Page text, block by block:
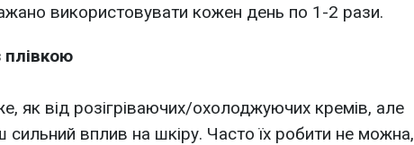
використовувати кожен день по 1-2 рази.
плівкою
як від розігріваючих/охолоджуючих кремів, але
сильний вплив на шкіру. Часто їх робити не можна,